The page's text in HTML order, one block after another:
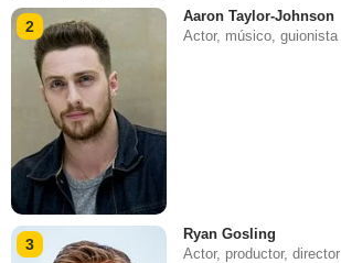
2
Aaron Taylor-Johnson
Actor, músico, guionista
3
Ryan Gosling
Actor, productor, director